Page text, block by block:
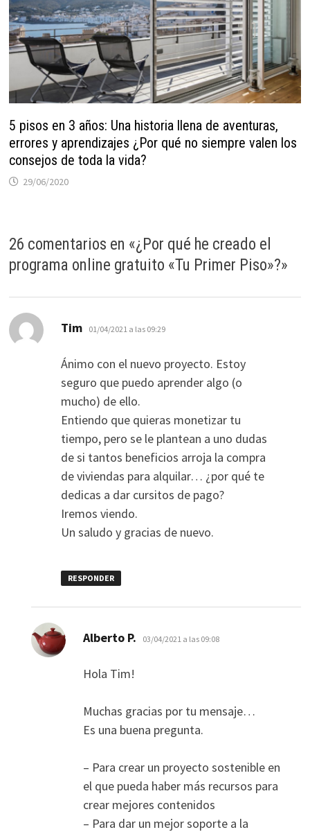
5 pisos en 3 años: Una historia llena de aventuras,
errores y aprendizajes ¿Por qué no siempre valen los
consejos de toda la vida?
29/06/2020
26 comentarios en «¿Por qué he creado el
programa online gratuito «Tu Primer Piso»?»
Tim dice:
01/04/2021 a las 09:29
Ánimo con el nuevo proyecto. Estoy
seguro que puedo aprender algo (o
mucho) de ello.
Entiendo que quieras monetizar tu
tiempo, pero se le plantean a uno dudas
de si tantos beneficios arroja la compra
de viviendas para alquilar… ¿por qué te
dedicas a dar cursitos de pago?
Iremos viendo.
Un saludo y gracias de nuevo.
RESPONDER
Alberto P. dice:
03/04/2021 a las 09:08
Hola Tim!
Muchas gracias por tu mensaje…
Es una buena pregunta.
– Para crear un proyecto sostenible en
el que pueda haber más recursos para
crear mejores contenidos
– Para dar un mejor soporte a la